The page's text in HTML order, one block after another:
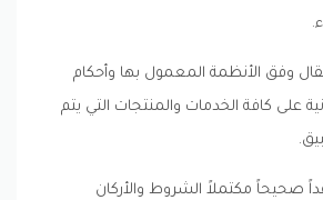
وفق الأنظمة المعمول بها وأحكام
على كافة الخدمات والمنتجات التي يتم
صحيحاً مكتملاً الشروط والأركان